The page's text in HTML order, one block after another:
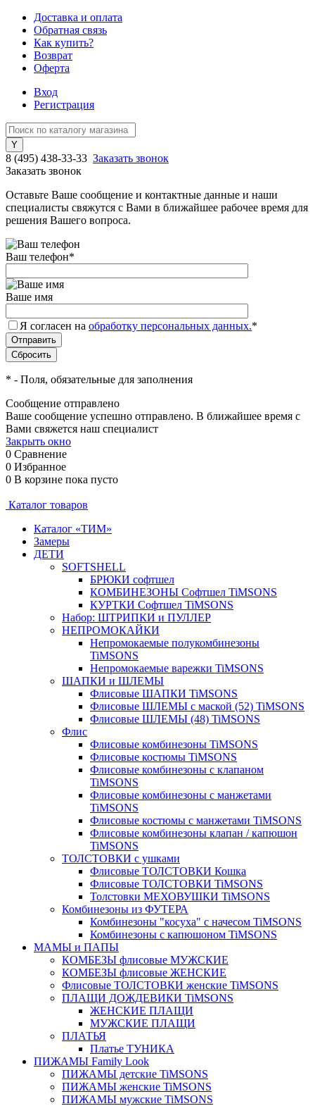
Доставка и оплата
Обратная связь
Как купить?
Возврат
Оферта
Вход
Регистрация
8 (495) 438-33-33 Заказать звонок
Заказать звонок
Оставьте Ваше сообщение и контактные данные и наши
специалисты свяжутся с Вами в ближайшее рабочее время для
решения Вашего вопроса.
Ваш телефон*
Ваше имя
Я согласен на обработку персональных данных.*
* - Поля, обязательные для заполнения
Сообщение отправлено
Ваше сообщение успешно отправлено. В ближайшее время с
Вами свяжется наш специалист
Закрыть окно
0 Сравнение
0 Избранное
0 В корзине пока пусто
Каталог товаров
Каталог «ТИМ»
Замеры
ДЕТИ
SOFTSHELL
БРЮКИ софтшел
КОМБИНЕЗОНЫ Софтшел TiMSONS
КУРТКИ Софтшел TiMSONS
Набор: ШТРИПКИ и ПУЛЛЕР
НЕПРОМОКАЙКИ
Непромокаемые полукомбинезоны
TiMSONS
Непромокаемые варежки TiMSONS
ШАПКИ и ШЛЕМЫ
Флисовые ШАПКИ TiMSONS
Флисовые ШЛЕМЫ с маской (52) TiMSONS
Флисовые ШЛЕМЫ (48) TiMSONS
Флис
Флисовые комбинезоны TiMSONS
Флисовые костюмы TiMSONS
Флисовые комбинезоны с клапаном
TiMSONS
Флисовые комбинезоны с манжетами
TiMSONS
Флисовые костюмы с манжетами TiMSONS
Флисовые комбинезоны клапан / капюшон
TiMSONS
ТОЛСТОВКИ с ушками
Флисовые ТОЛСТОВКИ Кошка
Флисовые ТОЛСТОВКИ TiMSONS
Толстовки МЕХОВУШКИ TiMSONS
Комбинезоны из ФУТЕРА
Комбинезоны "косуха" с начесом TiMSONS
Комбинезоны с капюшоном TiMSONS
МАМЫ и ПАПЫ
КОМБЕЗЫ флисовые МУЖСКИЕ
КОМБЕЗЫ флисовые ЖЕНСКИЕ
Флисовые ТОЛСТОВКИ женские TiMSONS
ПЛАЩИ ДОЖДЕВИКИ TiMSONS
ЖЕНСКИЕ ПЛАЩИ
МУЖСКИЕ ПЛАЩИ
ПЛАТЬЯ
Платье ТУНИКА
ПИЖАМЫ Family Look
ПИЖАМЫ детские TiMSONS
ПИЖАМЫ женские TiMSONS
ПИЖАМЫ мужские TiMSONS